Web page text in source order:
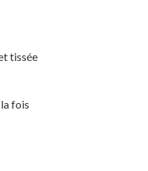
tissée
fois